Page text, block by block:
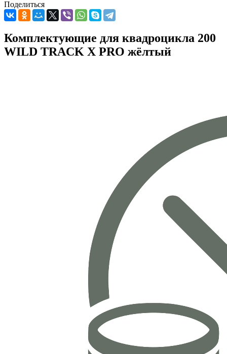
Поделиться
Комплектующие для квадроцикла 200
WILD TRACK X PRO жёлтый